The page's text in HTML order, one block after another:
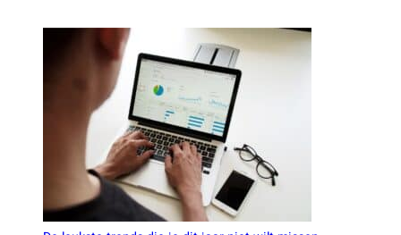
steeds
meer
aannemer
uit